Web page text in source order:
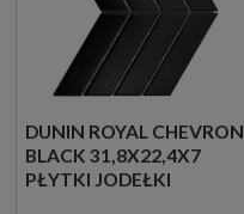
DUNIN ROYAL CHEVRON
BLACK 31,8X22,4X7
PŁYTKI JODEŁKI